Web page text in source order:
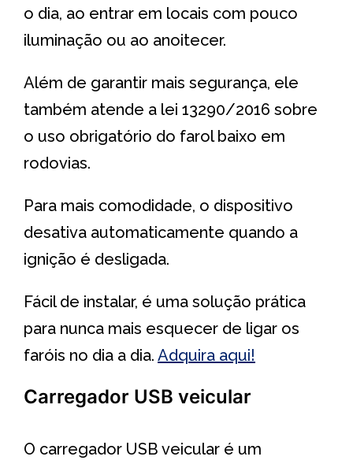
o dia, ao entrar em locais com pouco
iluminação ou ao anoitecer.
Além de garantir mais segurança, ele
também atende a lei 13290/2016 sobre
o uso obrigatório do farol baixo em
rodovias.
Para mais comodidade, o dispositivo
desativa automaticamente quando a
ignição é desligada.
Fácil de instalar, é uma solução prática
para nunca mais esquecer de ligar os
faróis no dia a dia. Adquira aqui!
Carregador USB veicular
O carregador USB veicular é um